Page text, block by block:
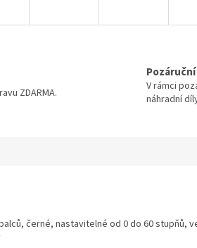
ZDARMA.
V rámci
náhradní
černé, nastavitelné od 0 do 60 stupňů,